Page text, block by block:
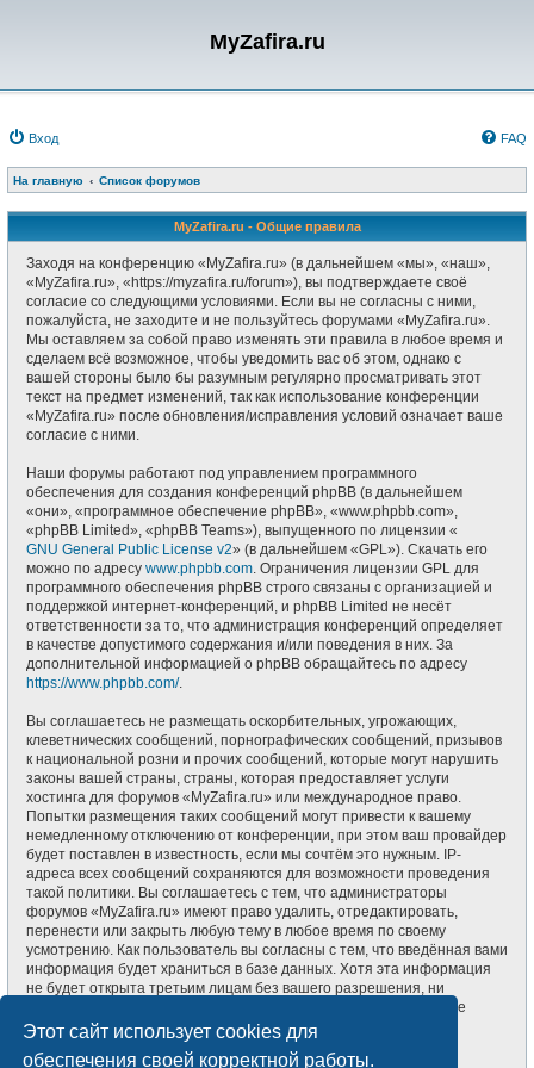
Этот сайт использует cookies для
обеспечения своей корректной работы.
MyZafira.ru
Вход FAQ
На главную Список форумов
MyZafira.ru - Общие правила
Заходя на конференцию «MyZafira.ru» (в дальнейшем «мы», «наш»,
«MyZafira.ru», «https://myzafira.ru/forum»), вы подтверждаете своё
согласие со следующими условиями. Если вы не согласны с ними,
пожалуйста, не заходите и не пользуйтесь форумами «MyZafira.ru».
Мы оставляем за собой право изменять эти правила в любое время и
сделаем всё возможное, чтобы уведомить вас об этом, однако с
вашей стороны было бы разумным регулярно просматривать этот
текст на предмет изменений, так как использование конференции
«MyZafira.ru» после обновления/исправления условий означает ваше
согласие с ними.
Наши форумы работают под управлением программного
обеспечения для создания конференций phpBB (в дальнейшем
«они», «программное обеспечение phpBB», «www.phpbb.com»,
«phpBB Limited», «phpBB Teams»), выпущенного по лицензии «
GNU General Public License v2» (в дальнейшем «GPL»). Скачать его
можно по адресу www.phpbb.com. Ограничения лицензии GPL для
программного обеспечения phpBB строго связаны с организацией и
поддержкой интернет-конференций, и phpBB Limited не несёт
ответственности за то, что администрация конференций определяет
в качестве допустимого содержания и/или поведения в них. За
дополнительной информацией о phpBB обращайтесь по адресу
https://www.phpbb.com/.
Вы соглашаетесь не размещать оскорбительных, угрожающих,
клеветнических сообщений, порнографических сообщений, призывов
к национальной розни и прочих сообщений, которые могут нарушить
законы вашей страны, страны, которая предоставляет услуги
хостинга для форумов «MyZafira.ru» или международное право.
Попытки размещения таких сообщений могут привести к вашему
немедленному отключению от конференции, при этом ваш провайдер
будет поставлен в известность, если мы сочтём это нужным. IP-
адреса всех сообщений сохраняются для возможности проведения
такой политики. Вы соглашаетесь с тем, что администраторы
форумов «MyZafira.ru» имеют право удалить, отредактировать,
перенести или закрыть любую тему в любое время по своему
усмотрению. Как пользователь вы согласны с тем, что введённая вами
информация будет храниться в базе данных. Хотя эта информация
не будет открыта третьим лицам без вашего разрешения, ни
администрация конференции «MyZafira.ru», ни phpBB Limited не
может быть ответственна за действия хакеров, которые могут
привести к несанкционированному доступу к ней.